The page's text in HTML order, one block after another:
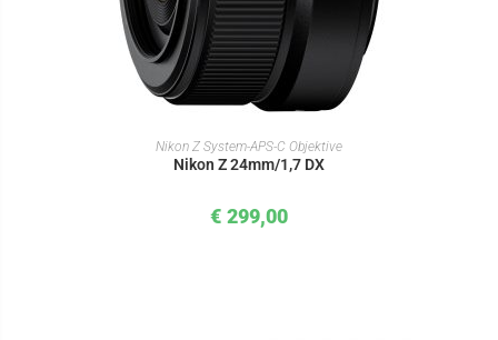
IN DEN WARENKORB
Nikon Z System-APS-C Objektive
Nikon Z 24mm/1,7 DX
€ 299,00